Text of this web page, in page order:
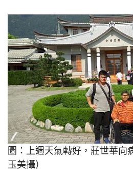
圖：上週天氣轉好，莊世華向
玉美攝）